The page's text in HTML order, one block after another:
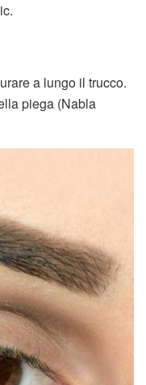
a lungo il trucco.
piega (Nabla